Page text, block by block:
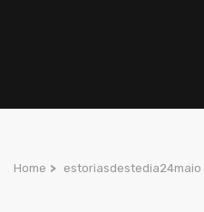
Home > estoriasdestedia24maio